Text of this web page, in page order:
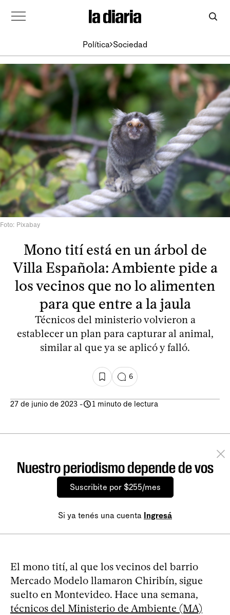
Política Sociedad
Foto: Pixabay
Mono tití está en un árbol de
Villa Española: Ambiente pide a
los vecinos que no lo alimenten
para que entre a la jaula
Técnicos del ministerio volvieron a
establecer un plan para capturar al animal,
similar al que ya se aplicó y falló.
6
27 de junio de 2023 - 1 minuto de lectura
Nuestro periodismo depende de vos
Suscribite por $255/mes
Si ya tenés una cuenta Ingresá
El mono tití, al que los vecinos del barrio
Mercado Modelo llamaron Chiribín, sigue
suelto en Montevideo. Hace una semana,
técnicos del Ministerio de Ambiente (MA)